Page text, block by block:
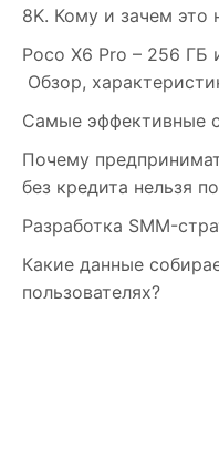
8K. Кому и зачем это
Poco X6 Pro – 256 ГБ
Обзор,
Самые эффективные
Почему
без кредита нельзя
Разработка SMM-
Какие данные
пользователях?